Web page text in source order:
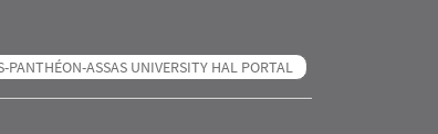
PANTHÉON-ASSAS UNIVERSITY HAL PORTAL